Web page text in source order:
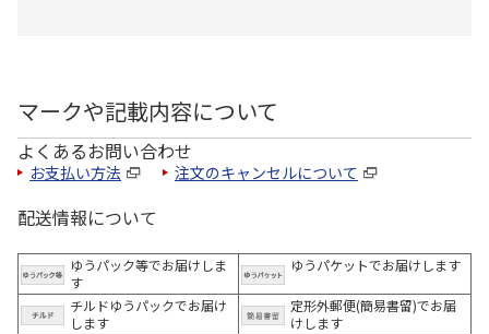
マークや記載内容について
よくあるお問い合わせ
お支払い方法 注文のキャンセルについて
配送情報について
ゆうパック等でお届けしま
す
ゆうパケットでお届けします
チルドゆうパックでお届け
します
定形外郵便(簡易書留)でお届
けします